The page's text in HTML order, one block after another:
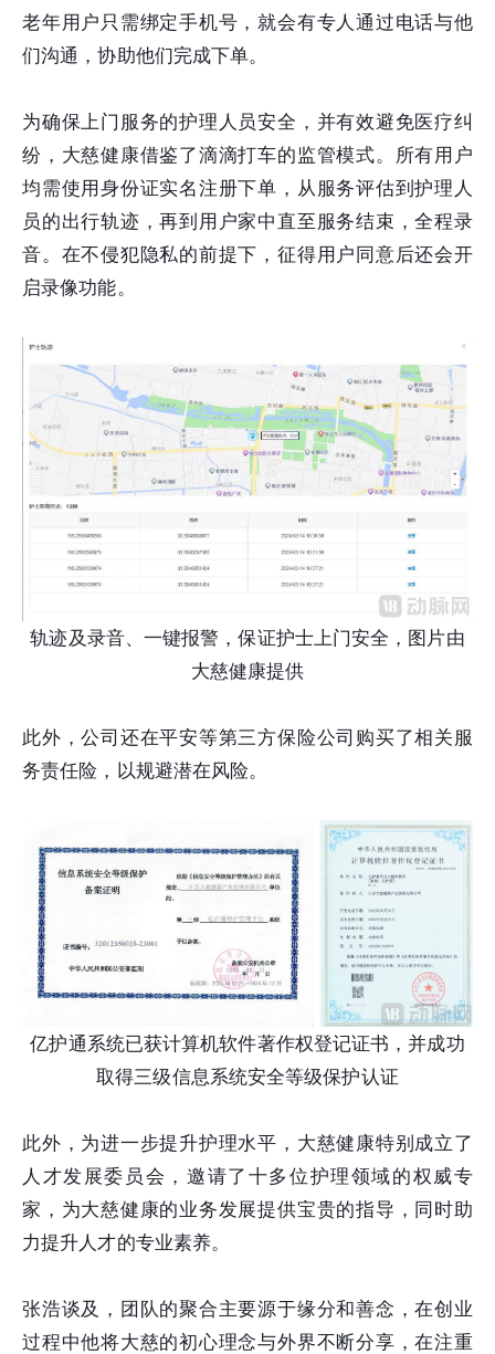
老年用户只需绑定手机号，就会有专人通过电话与他
们沟通，协助他们完成下单。
为确保上门服务的护理人员安全，并有效避免医疗纠
纷，大慈健康借鉴了滴滴打车的监管模式。所有用户
均需使用身份证实名注册下单，从服务评估到护理人
员的出行轨迹，再到用户家中直至服务结束，全程录
音。在不侵犯隐私的前提下，征得用户同意后还会开
启录像功能。
轨迹及录音、一键报警，保证护士上门安全 ，图片由
大慈健康提供
此外，公司还在平安等第三方保险公司购买了相关服
务责任险，以规避潜在风险。
亿护通系统已获计算机软件著作权登记证书，并成功
取得三级信息系统安全等级保护认证
此外，为进一步提升护理水平，大慈健康特别成立了
人才发展委员会，邀请了十多位护理领域的权威专
家，为大慈健康的业务发展提供宝贵的指导，同时助
力提升人才的专业素养。
张浩谈及，团队的聚合主要源于缘分和善念，在创业
过程中他将大慈的初心理念与外界不断分享，在注重